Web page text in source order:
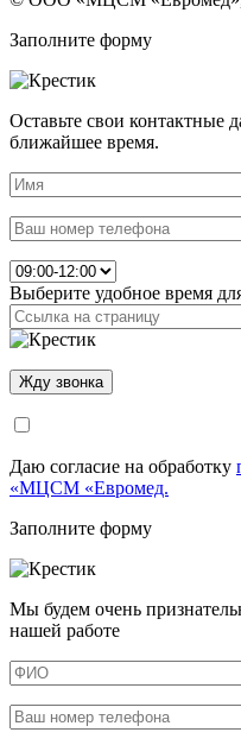
Заполните форму
Оставьте свои
ближайшее время.
Выберите удобное время
Даю согласие на обработку
«МЦСМ «Евромед.
Заполните форму
Мы будем очень
нашей работе